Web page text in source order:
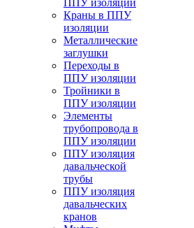
ППУ изоляции
Краны в ППУ
изоляции
Металлические
заглушки
Переходы в
ППУ изоляции
Тройники в
ППУ изоляции
Элементы
трубопровода в
ППУ изоляции
ППУ изоляция
давальческой
трубы
ППУ изоляция
давальческих
кранов